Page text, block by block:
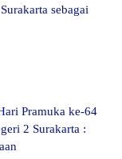
sebagai
Pramuka ke-64
2 Surakarta :